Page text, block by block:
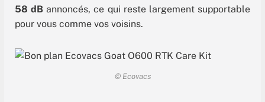
58 dB annoncés, ce qui reste largement supportable
pour vous comme vos voisins.
© Ecovacs